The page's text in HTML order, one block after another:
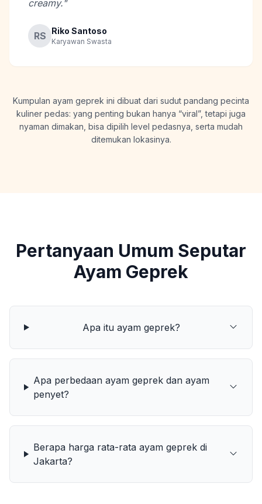
creamy."
RS Riko Santoso
Karyawan Swasta
Kumpulan ayam geprek ini dibuat dari sudut pandang pecinta
kuliner pedas: yang penting bukan hanya “viral”, tetapi juga
nyaman dimakan, bisa dipilih level pedasnya, serta mudah
ditemukan lokasinya.
Pertanyaan Umum Seputar
Ayam Geprek
Apa itu ayam geprek?
Apa perbedaan ayam geprek dan ayam
penyet?
Berapa harga rata-rata ayam geprek di
Jakarta?